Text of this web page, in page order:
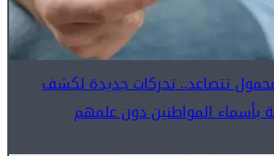
تتصاعد.. تحركات جديدة لكشف
بأسماء المواطنين دون علمهم